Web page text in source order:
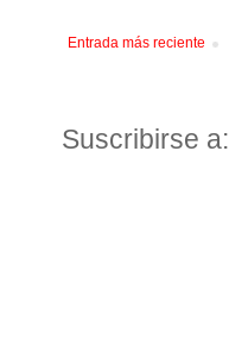
Entrada más reciente
Suscribirse a: